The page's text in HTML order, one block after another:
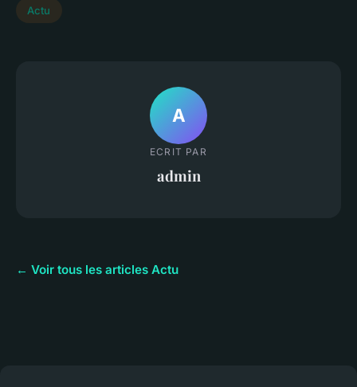
Actu
A
ECRIT PAR
admin
← Voir tous les articles Actu